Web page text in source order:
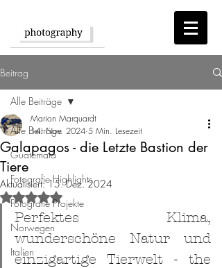
Beitrag
Alle Beiträge
Guatemala
Fotografie Highlights
Fotografie Projekte
Norwegen
Italien
Alle Beiträge
Galapagos - die Letzte Bastion der
Tiere
Marion Marquardt
14. Nov. 2024 5 Min. Lesezeit
Aktualisiert:15. Dez. 2024
Mit NaN von 5 Sternen bewertet.
Perfektes Klima,
wunderschöne Natur und
einzigartige Tierwelt - the